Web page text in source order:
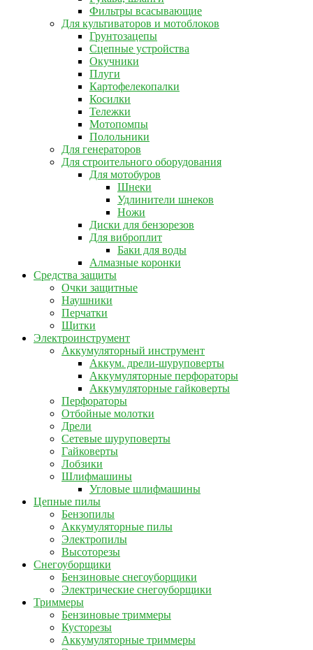
Фильтры всасывающие
Для культиваторов и мотоблоков
Грунтозацепы
Сцепные устройства
Окучники
Плуги
Картофелекопалки
Косилки
Тележки
Мотопомпы
Полольники
Для генераторов
Для строительного оборудования
Для мотобуров
Шнеки
Удлинители шнеков
Ножи
Диски для бензорезов
Для виброплит
Баки для воды
Алмазные коронки
Средства защиты
Очки защитные
Наушники
Перчатки
Щитки
Электроинструмент
Аккумуляторный инструмент
Аккум. дрели-шуруповерты
Аккумуляторные перфораторы
Аккумуляторные гайковерты
Перфораторы
Отбойные молотки
Дрели
Сетевые шуруповерты
Гайковерты
Лобзики
Шлифмашины
Угловые шлифмашины
Цепные пилы
Бензопилы
Аккумуляторные пилы
Электропилы
Высоторезы
Снегоуборщики
Бензиновые снегоуборщики
Электрические снегоуборщики
Триммеры
Бензиновые триммеры
Кусторезы
Аккумуляторные триммеры